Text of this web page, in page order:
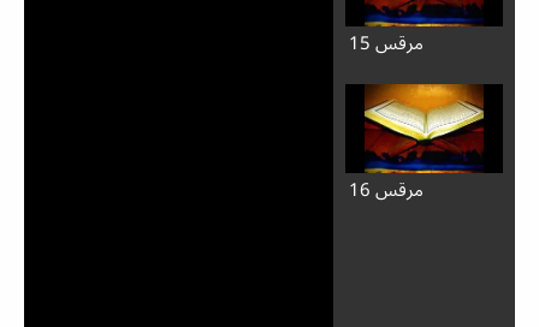
مرقس 15
مرقس 16